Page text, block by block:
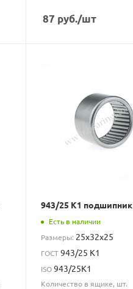
87 руб./шт
943/25 К1 подшипник
Есть в наличии
Размеры: 25x32x25
ГОСТ943/25 К1
ISO943/25K1
Количество в ящике, шт.